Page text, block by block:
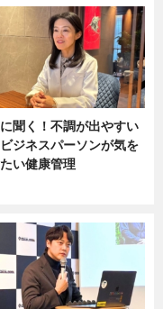
聞く！不調が出やすい
ジネスパーソンが気を
い健康管理